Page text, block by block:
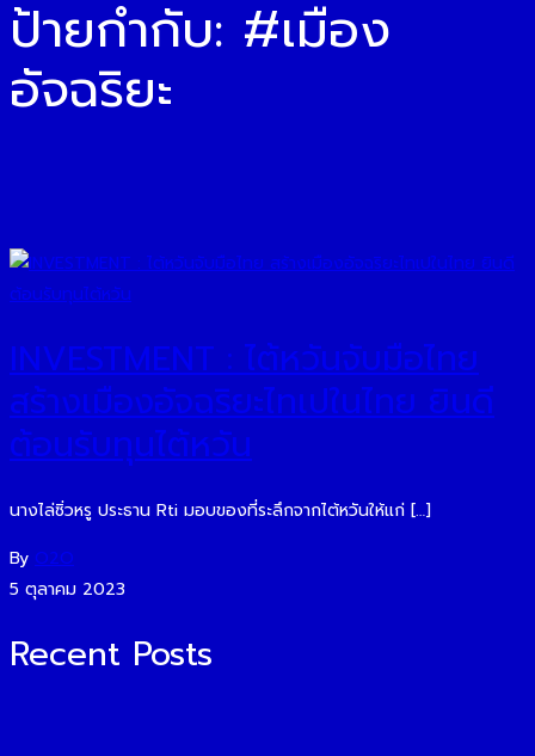
ป้ายกำกับ: #เมือง
อัจฉริยะ
INVESTMENT : ไต้หวันจับมือไทย
สร้างเมืองอัจฉริยะไทเปในไทย ยินดี
ต้อนรับทุนไต้หวัน
นางไล่ซิ่วหรู ประธาน Rti มอบของที่ระลึกจากไต้หวันให้แก่ […]
By O2O
5 ตุลาคม 2023
Recent Posts